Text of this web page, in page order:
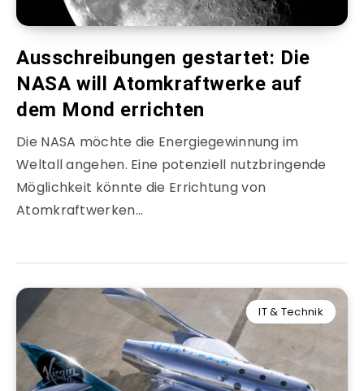
Ausschreibungen gestartet: Die
NASA will Atomkraftwerke auf
dem Mond errichten
Die NASA möchte die Energiegewinnung im
Weltall angehen. Eine potenziell nutzbringende
Möglichkeit könnte die Errichtung von
Atomkraftwerken…
IT & Technik